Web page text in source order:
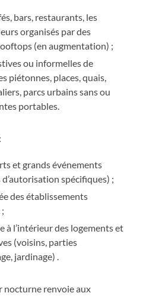
bars, restaurants, les
organisés par des
(en augmentation) ;
ou informelles de
piétonnes, places, quais,
parcs urbains sans ou
portables.
et grands événements
spécifiques) ;
des établissements
à l’intérieur des logements et
(voisins, parties
jardinage) .
nocturne renvoie aux